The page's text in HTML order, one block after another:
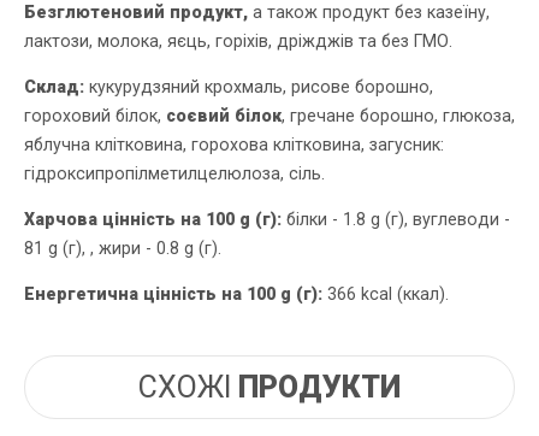
Безглютеновий продукт, а також продукт без казеїну,
лактози, молока, яєць, горіхів, дріжджів та без ГМО.
Склад: кукурудзяний крохмаль, рисове борошно,
гороховий білок, соєвий білок, гречане борошно, глюкоза,
яблучна клітковина, горохова клітковина, загусник:
гідроксипропілметилцелюлоза, сіль.
Харчова цінність на 100 g (г): білки - 1.8 g (г), вуглеводи -
81 g (г), , жири - 0.8 g (г).
Енергетична цінність на 100 g (г): 366 kcal (ккал).
СХОЖІ ПРОДУКТИ